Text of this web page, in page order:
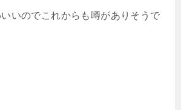
いのでこれからも噂がありそうで